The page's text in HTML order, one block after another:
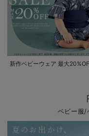
新作ベビーウェア 最大
ベビー服/